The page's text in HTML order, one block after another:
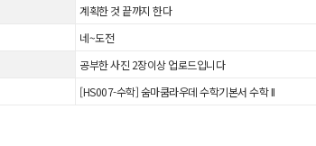
계획한 것 끝까지 한다
네~도전
공부한 사진 2장이상 업로드입니다
[HS007-수학] 숨마쿰라우데 수학기본서 수학 II